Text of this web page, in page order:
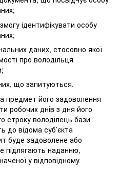
ідентифікувати особу
даних, стосовно якої
про володільця
що запитуються.
предмет його задоволення
робочих днів з дня його
строку володілець бази
до відома суб’єкта
буде задоволене або
підлягають наданню,
у відповідному